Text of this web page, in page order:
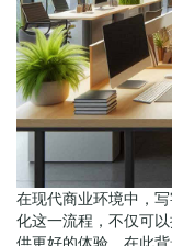
在现代商业环境中，
化这一流程，不仅可